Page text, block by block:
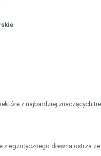
.
z najbardziej znaczących
z egzotycznego drewna ostrza